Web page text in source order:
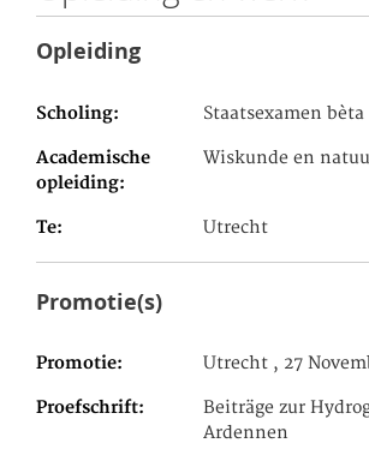
Opleiding
Scholing Staatsexamen bèta
Academische
opleiding
Wiskunde en
Te Utrecht
Promotie(s)
Promotie Utrecht , 27
Proefschrift
Beiträge zur
Ardennen